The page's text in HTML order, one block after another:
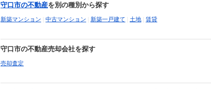
守口市の不動産を別の種別から探す
新築マンション 中古マンション 新築一戸建て 土地 賃貸
守口市の不動産売却会社を探す
売却査定